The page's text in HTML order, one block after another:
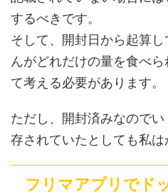
するべきです。
そして、開封日から起算
んがどれだけの量を食べ
て考える必要があります。
ただし、開封済みなので
存されていたとしても私は
フリマアプリでド